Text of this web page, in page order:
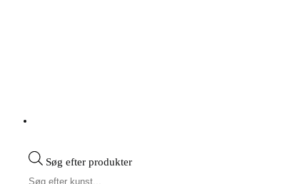
Søg efter produkter